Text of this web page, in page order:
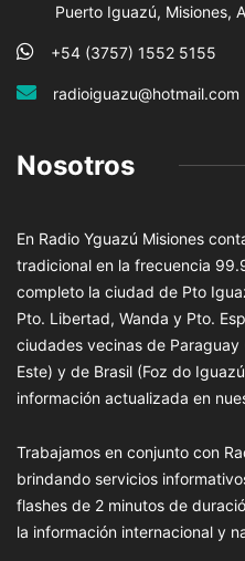
Puerto Iguazú, Misiones,
+54 (3757) 1552 5155
radioiguazu@hotmail.com
Nosotros
En Radio Yguazú Misiones
tradicional en la frecuencia
completo la ciudad de Pto
Pto. Libertad, Wanda y Pto.
ciudades vecinas de
Este) y de Brasil (Foz do
información actualizada en
Trabajamos en conjunto con
brindando servicios
flashes de 2 minutos de
la información internacional y